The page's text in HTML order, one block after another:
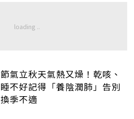
節氣立秋天氣熱又燥！乾咳、
睡不好記得「養陰潤肺」告別
換季不適